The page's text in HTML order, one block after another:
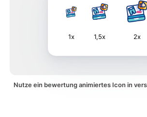
1x 1,5x 2x
Nutze ein bewertung animiertes Icon in